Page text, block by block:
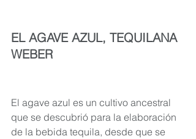
EL AGAVE AZUL, TEQUILANA
WEBER
El agave azul es un cultivo ancestral
que se descubrió para la elaboración
de la bebida tequila, desde que se